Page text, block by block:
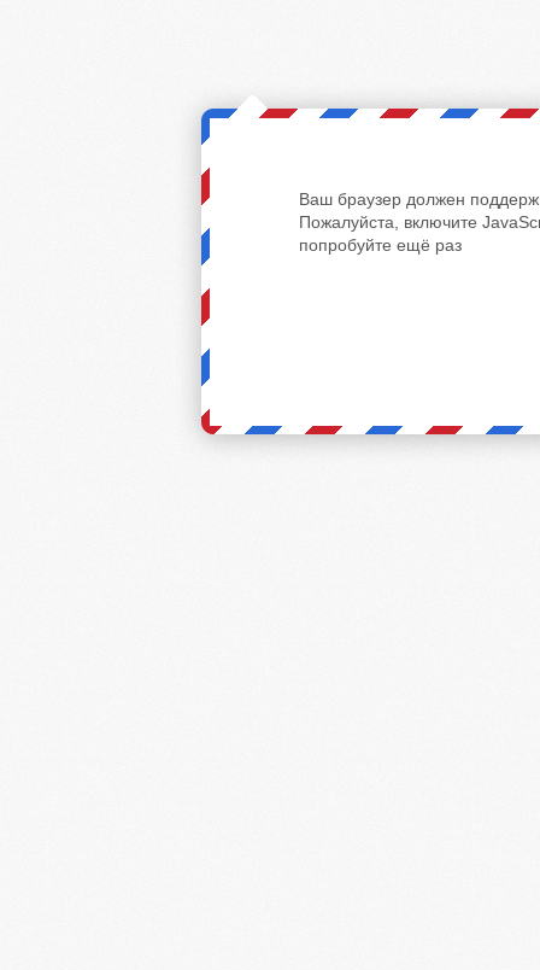
Ваш браузер должен
Пожалуйста, включите
попробуйте ещё раз